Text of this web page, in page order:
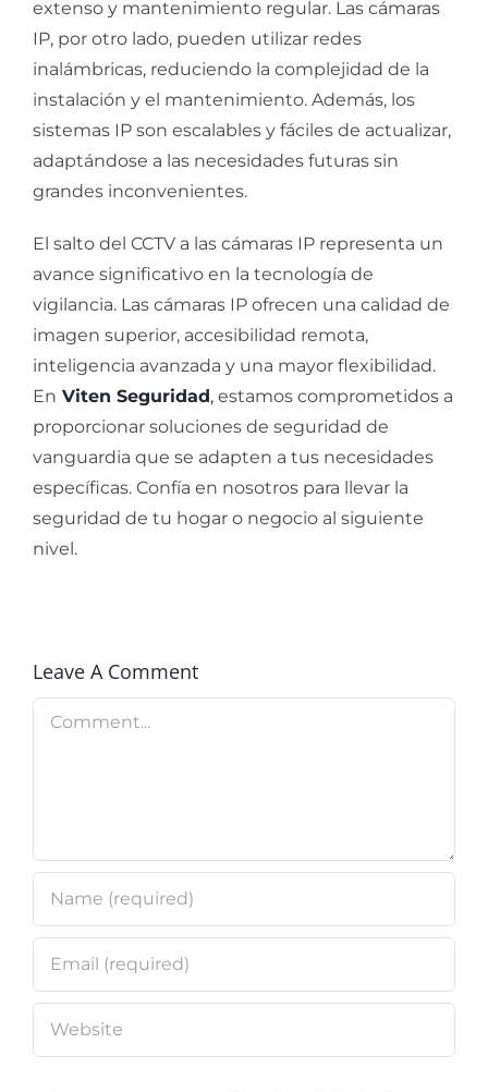
extenso y mantenimiento regular. Las cámaras
IP, por otro lado, pueden utilizar redes
inalámbricas, reduciendo la complejidad de la
instalación y el mantenimiento. Además, los
sistemas IP son escalables y fáciles de actualizar,
adaptándose a las necesidades futuras sin
grandes inconvenientes.
El salto del CCTV a las cámaras IP representa un
avance significativo en la tecnología de
vigilancia. Las cámaras IP ofrecen una calidad de
imagen superior, accesibilidad remota,
inteligencia avanzada y una mayor flexibilidad.
En Viten Seguridad,estamos comprometidos a
proporcionar soluciones de seguridad de
vanguardia que se adapten a tus necesidades
específicas. Confía en nosotros para llevar la
seguridad de tu hogar o negocio al siguiente
nivel.
Leave A Comment
Comment